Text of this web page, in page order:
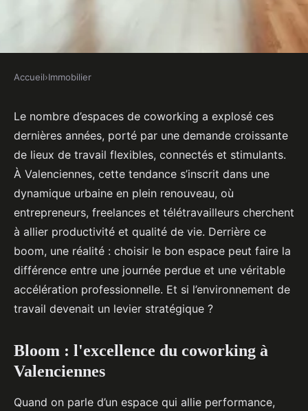
Top raisons de choisir bloom
coworking à valenciennes
Dulce•06/04/2026 08:53•9 min de lecture
Accueil›Immobilier
Le nombre d’espaces de coworking a explosé ces
dernières années, porté par une demande croissante
de lieux de travail flexibles, connectés et stimulants.
À Valenciennes, cette tendance s’inscrit dans une
dynamique urbaine en plein renouveau, où
entrepreneurs, freelances et télétravailleurs cherchent
à allier productivité et qualité de vie. Derrière ce
boom, une réalité : choisir le bon espace peut faire la
différence entre une journée perdue et une véritable
accélération professionnelle. Et si l’environnement de
travail devenait un levier stratégique ?
Bloom : l'excellence du coworking à
Valenciennes
Quand on parle d’un espace qui allie performance,